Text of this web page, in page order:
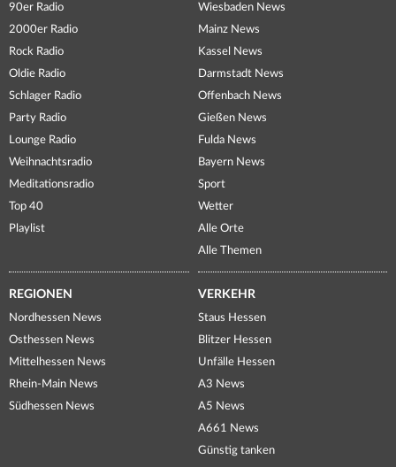
90er Radio
2000er Radio
Rock Radio
Oldie Radio
Schlager Radio
Party Radio
Lounge Radio
Weihnachtsradio
Meditationsradio
Top 40
Playlist
Wiesbaden News
Mainz News
Kassel News
Darmstadt News
Offenbach News
Gießen News
Fulda News
Bayern News
Sport
Wetter
Alle Orte
Alle Themen
REGIONEN
Nordhessen News
Osthessen News
Mittelhessen News
Rhein-Main News
Südhessen News
VERKEHR
Staus Hessen
Blitzer Hessen
Unfälle Hessen
A3 News
A5 News
A661 News
Günstig tanken